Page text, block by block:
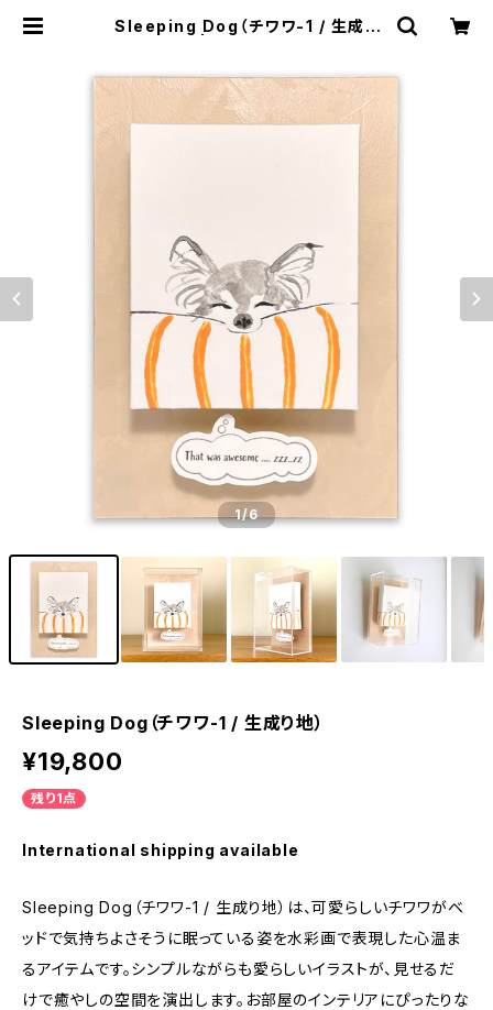
Sleeping Dog（チワワ-1 / 生成り
1/6
Sleeping Dog（チワワ-1 / 生成り地）
¥19,800
残り1点
International shipping available
Sleeping Dog（チワワ-1 / 生成り地）は、可愛らしいチワワがベ
ッドで気持ちよさそうに眠っている姿を水彩画で表現した心温ま
るアイテムです。シンプルながらも愛らしいイラストが、見せるだ
けで癒やしの空間を演出します。お部屋のインテリアにぴったりな